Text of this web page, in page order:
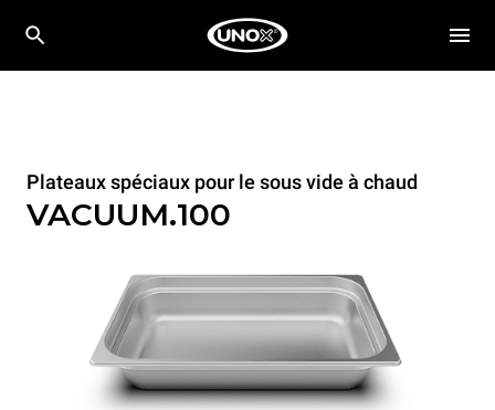
Plateaux spéciaux pour le sous vide à chaud
VACUUM.100